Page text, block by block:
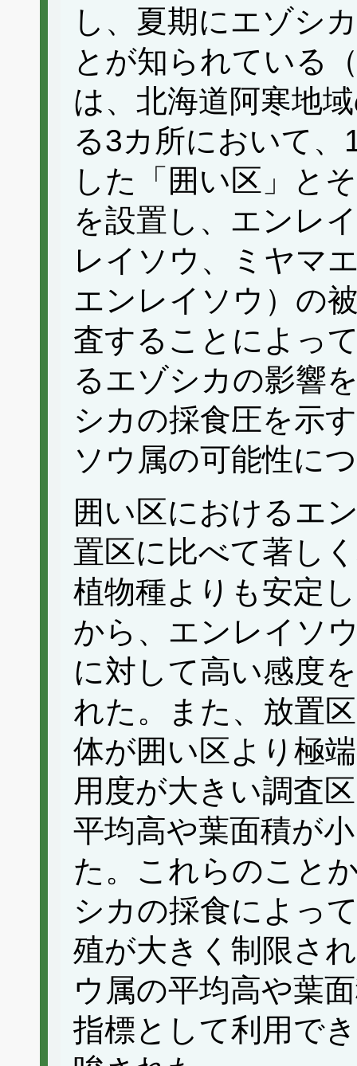
し、夏期にエゾシ
とが知られている
は、北海道阿寒地
る3カ所において
した「囲い区」と
を設置し、エンレ
レイソウ、ミヤマ
エンレイソウ）の
査することによっ
るエゾシカの影響
シカの採食圧を示
ソウ属の可能性に
囲い区におけるエ
置区に比べて著し
植物種よりも安定
から、エンレイソ
に対して高い感度
れた。また、放置
体が囲い区より極
用度が大きい調査
平均高や葉面積が
た。これらのこと
シカの採食によっ
殖が大きく制限さ
ウ属の平均高や葉
指標として利用で